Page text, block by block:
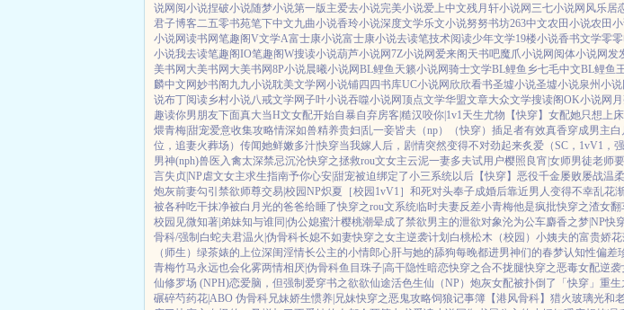
说网阅小说捏破小说随梦小说第一版主爱去小说完美小说爱上中文残月轩小说网 三七小说网 风乐居
君子博客二五零书苑笔下中文九曲小说香玲小说深度文学乐文小说努努书坊263中文农田小说农田
小说网读书网笔趣阁V文学A富士康小说富士康小说去读笔技术阅读少年文学19楼小说香书文学零
小说我去读笔趣阁IO笔趣阁W搜读小说葫芦小说网7Z小说网爱来阁 天书吧魔爪小说网 阅体小说网发
美书网 大美书网 大美书网8P小说晨曦小说网BL鲤鱼 天籁小说网骑士文学BL鲤鱼乡七毛中文BL鲤鱼
麟中文网妙书阁 九九小说耽美文学网小说铺四四书库UC小说网 欣欣看书圣墟小说圣墟小说泉州小说
说布丁阅读乡村小说八戒文学网子叶小说吞噬小说网顶点文学华盟文章大众文学搜读阁OK小说网
趣读你男朋友下面真大当H文女配开始自暴自弃房客|糙汉咬你|1v1天生尤物【快穿】 女配她只想上
煨青梅|甜宠爱意收集攻略情深如兽精养贵妇|乱一妾皆夫（np） （快穿）插足者有效真香穿成男主白
位，追妻火葬场） 传闻她鲜嫩多汁|快穿当我嫁人后，剧情突然变得不对劲起来炙爱（SC，1vV1，强
男神(nph)兽医 入禽太深禁忌沉沦快穿之拯救rou文女主云泥一妻多夫试用户樱照良宵|女师男徒老师
言失贞|NP虐文女主求生指南予你心安|甜宠被迫绑定了小三系统以后【快穿】 恶役千金屡败屡战温
炮灰前妻勾引禁欲师尊交易|校园NP炽夏［校园1vV1］ 和死对头奉子成婚后靠近男人变得不幸乱花
被各种吃干抹净被白月光的爸爸给睡了快穿之rou文系统临时夫妻反差小青梅他是疯批快穿之渣女翻
校园 见微知著|弟妹知与谁同|伪公媳蜜汁樱桃潮晕成了禁欲男主的泄欲对象沦为公车麝香之梦|NP快
骨科/强制 白蛇夫君温火|伪骨科长媳不如妻快穿之女主逆袭计划 白桃松木（校园） 小姨夫的富贵娇花
（师生） 绿茶婊的上位深闺淫情长公主的小情郎心肝与她的舔狗每晚都进男神们的春梦认知性偏差
青梅竹马永远也会化雾两情相厌|伪骨科鱼目珠子|高干隐性暗恋快穿之合不拢腿快穿之恶毒女配逆袭
仙修罗场 (NPH)恋爱脑，但强制爱穿书之欲欲仙途活色生仙（NP） 炮灰女配被扑倒了「快穿」 重生
碾碎芍药花|ABO 伪骨科兄妹娇生惯养|兄妹快穿之恶鬼攻略饲狼记事簿 【港风骨科】猎火玻璃光和